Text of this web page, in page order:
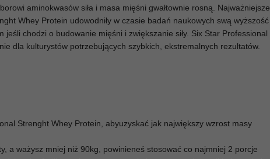
aminokwasów siła i masa mięśni gwałtownie rosną. Najważniejsze
Whey Protein udowodniły w czasie badań naukowych swą wyższość
jeśli chodzi o budowanie mięśni i zwiększanie siły. Six Star Professional
dla kulturystów potrzebujących szybkich, ekstremalnych rezultatów.
Strenght Whey Protein, abyuzyskać jak największy wzrost masy
a ważysz mniej niż 90kg, powinieneś stosować co najmniej 2 porcje